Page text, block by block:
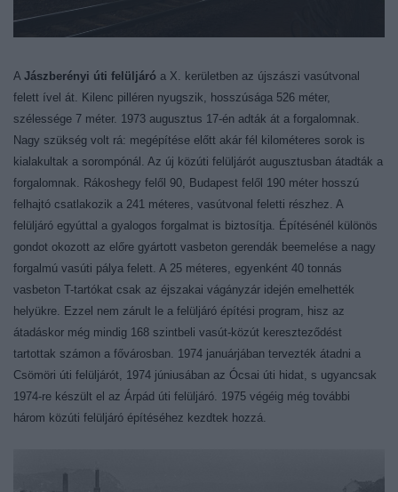
A Jászberényi úti felüljáró a X. kerületben az újszászi vasútvonal
felett ível át. Kilenc pilléren nyugszik, hosszúsága 526 méter,
szélessége 7 méter. 1973 augusztus 17-én adták át a forgalomnak.
Nagy szükség volt rá: megépítése előtt akár fél kilométeres sorok is
kialakultak a sorompónál. Az új közúti felüljárót augusztusban átadták a
forgalomnak. Rákoshegy felől 90, Budapest felől 190 méter hosszú
felhajtó csatlakozik a 241 méteres, vasútvonal feletti részhez. A
felüljáró egyúttal a gyalogos forgalmat is biztosítja. Építésénél különös
gondot okozott az előre gyártott vasbeton gerendák beemelése a nagy
forgalmú vasúti pálya felett. A 25 méteres, egyenként 40 tonnás
vasbeton T-tartókat csak az éjszakai vágányzár idején emelhették
helyükre. Ezzel nem zárult le a felüljáró építési program, hisz az
átadáskor még mindig 168 szintbeli vasút-közút kereszteződést
tartottak számon a fővárosban. 1974 januárjában tervezték átadni a
Csömöri úti felüljárót, 1974 júniusában az Ócsai úti hidat, s ugyancsak
1974-re készült el az Árpád úti felüljáró. 1975 végéig még további
három közúti felüljáró építéséhez kezdtek hozzá.